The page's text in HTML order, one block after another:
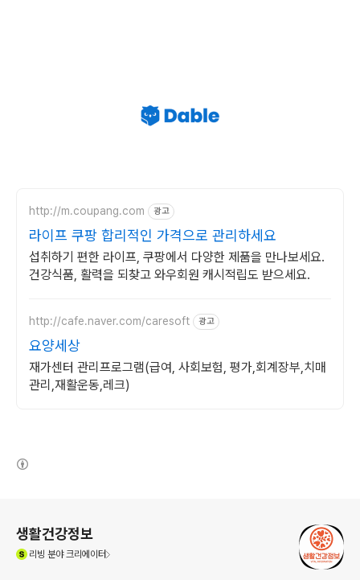
http://m.coupang.com 광고
라이프 쿠팡 합리적인 가격으로 관리하세요
섭취하기 편한 라이프, 쿠팡에서 다양한 제품을 만나보세요.
건강식품, 활력을 되찾고 와우회원 캐시적립도 받으세요.
http://cafe.naver.com/caresoft 광고
요양세상
재가센터 관리프로그램(급여, 사회보험, 평가,회계장부,치매
관리,재활운동,레크)
생활건강정보
리빙 분야 크리에이터